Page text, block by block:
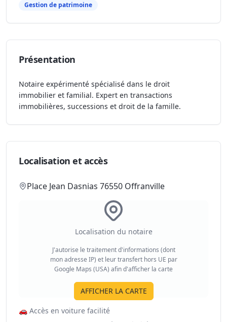
Gestion de patrimoine
Présentation
Notaire expérimenté spécialisé dans le droit
immobilier et familial. Expert en transactions
immobilières, successions et droit de la famille.
Localisation et accès
Place Jean Dasnias 76550 Offranville
Localisation du notaire
J'autorise le traitement d'informations (dont
mon adresse IP) et leur transfert hors UE par
Google Maps (USA) afin d'afficher la carte
AFFICHER LA CARTE
🚗 Accès en voiture facilité